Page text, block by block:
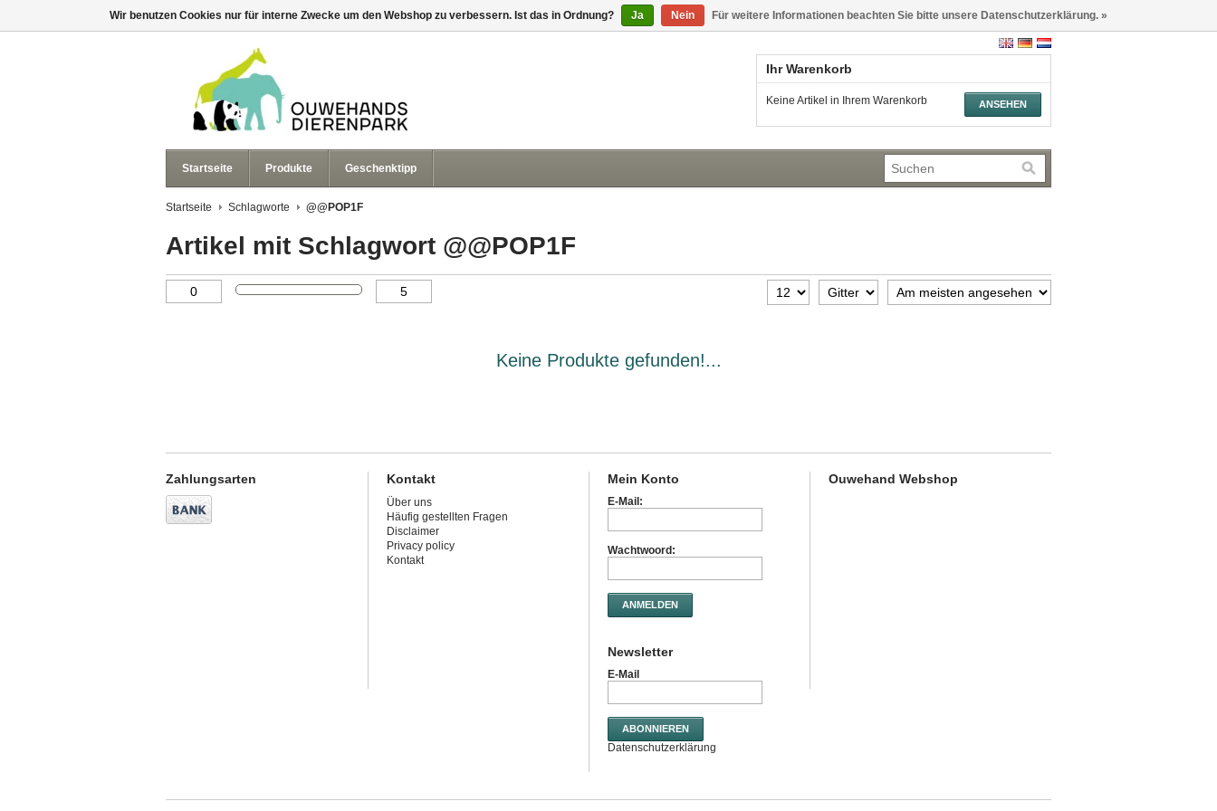
Ihr Warenkorb
ANSEHEN
Keine Artikel in Ihrem Warenkorb
Startseite Produkte Geschenktipp
Startseite Schlagworte @@POP1F
Artikel mit Schlagwort @@POP1F
Keine Produkte gefunden!...
Zahlungsarten Kontakt
Über uns
Häufig gestellten Fragen
Disclaimer
Privacy policy
Kontakt
Mein Konto
E-Mail:
Wachtwoord:
ANMELDEN
Newsletter
E-Mail
ABONNIEREN
Datenschutzerklärung
Ouwehand Webshop
Wir benutzen Cookies nur für interne Zwecke um den Webshop zu verbessern. Ist das in Ordnung? Ja Nein Für weitere Informationen beachten Sie bitte unsere Datenschutzerklärung. »